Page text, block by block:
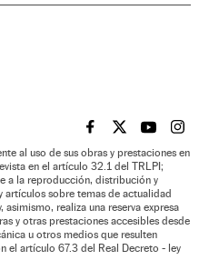
EL PAÍS BRASIL EN
EL PAÍSEL PAÍS
EL
al uso de sus obras y prestaciones en
en el artículo 32.1 del TRLPI;
a la reproducción, distribución y
sobre temas de actualidad
realiza una reserva expresa
y otras prestaciones accesibles desde
u otros medios que resulten
el artículo 67.3 del Real Decreto - ley